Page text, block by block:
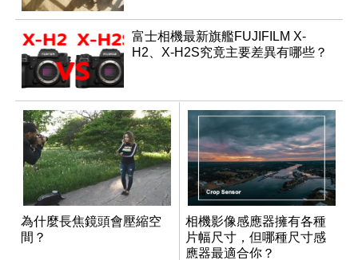
富士相機最新旗艦FUJIFILM X-
H2、X-H2S究竟主要差異有哪些？
為什麼長焦鏡頭會壓縮空
間？
相機影像感應器擁有各種
片幅尺寸，但哪種尺寸感
應器最適合你？